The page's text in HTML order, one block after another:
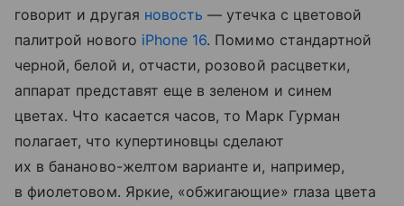
говорит и другая новость — утечка с цветовой
палитрой нового iPhone 16. Помимо стандартной
черной, белой и, отчасти, розовой расцветки,
аппарат представят еще в зеленом и синем
цветах. Что касается часов, то Марк Гурман
полагает, что купертиновцы сделают
их в бананово-желтом варианте и, например,
в фиолетовом. Яркие, «обжигающие» глаза цвета